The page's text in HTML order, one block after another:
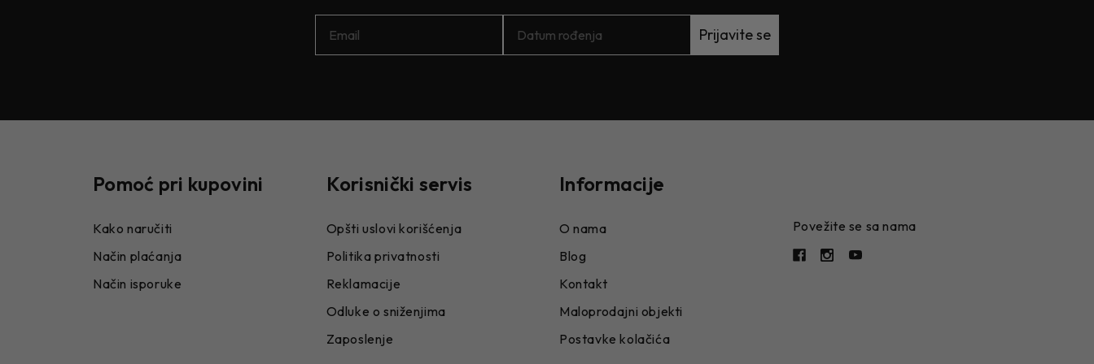
Prijavite se
Pomoć pri kupovini
Kako naručiti
Način plaćanja
Način isporuke
Korisnički servis
Opšti uslovi korišćenja
Politika privatnosti
Reklamacije
Odluke o sniženjima
Zaposlenje
Informacije
O nama
Blog
Kontakt
Maloprodajni objekti
Postavke kolačića
Povežite se sa nama